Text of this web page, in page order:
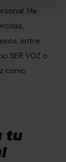
utilizamos las
.
Ha
,
, entre
SER VOZ o
como
tu